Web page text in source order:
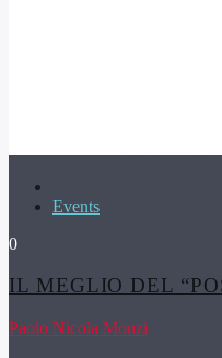
Events
0
IL MEGLIO DEL
Paolo Nicola Monzi